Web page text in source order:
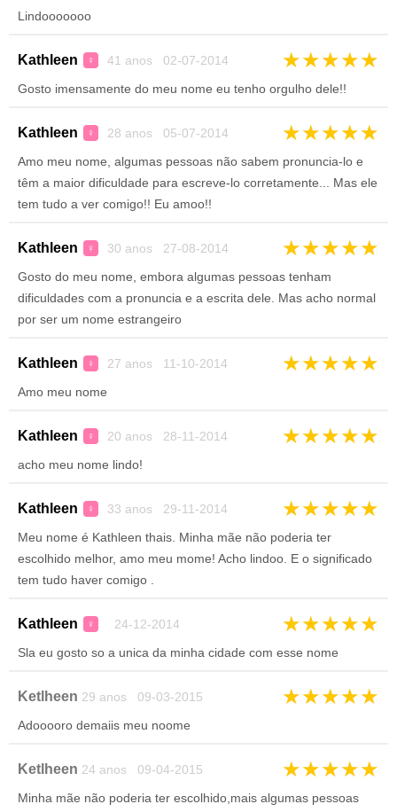
Lindooooooo
Kathleen ♀ 41 anos 02-07-2014 ★★★★★
Gosto imensamente do meu nome eu tenho orgulho dele!!
Kathleen ♀ 28 anos 05-07-2014 ★★★★★
Amo meu nome, algumas pessoas não sabem pronuncia-lo e
têm a maior dificuldade para escreve-lo corretamente... Mas ele
tem tudo a ver comigo!! Eu amoo!!
Kathleen ♀ 30 anos 27-08-2014 ★★★★★
Gosto do meu nome, embora algumas pessoas tenham
dificuldades com a pronuncia e a escrita dele. Mas acho normal
por ser um nome estrangeiro
Kathleen ♀ 27 anos 11-10-2014 ★★★★★
Amo meu nome
Kathleen ♀ 20 anos 28-11-2014 ★★★★★
acho meu nome lindo!
Kathleen ♀ 33 anos 29-11-2014 ★★★★★
Meu nome é Kathleen thais. Minha mãe não poderia ter
escolhido melhor, amo meu mome! Acho lindoo. E o significado
tem tudo haver comigo .
Kathleen ♀ 24-12-2014 ★★★★★
Sla eu gosto so a unica da minha cidade com esse nome
Ketlheen 29 anos 09-03-2015 ★★★★★
Adooooro demaiis meu noome
Ketlheen 24 anos 09-04-2015 ★★★★★
Minha mãe não poderia ter escolhido,mais algumas pessoas